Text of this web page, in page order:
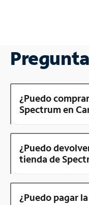
¿Puedo
Spectrum en
¿Puedo
tienda de
¿Puedo pagar